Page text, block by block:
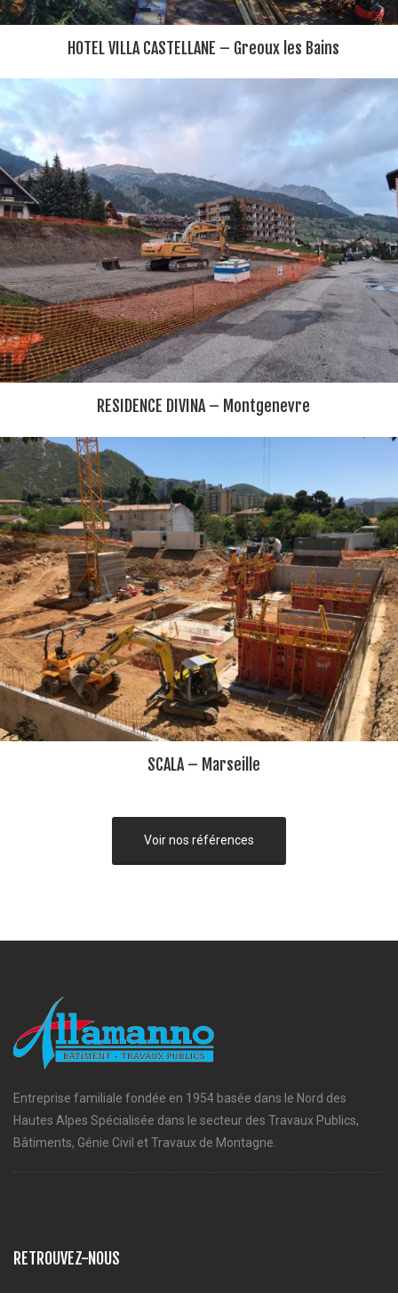
HOTEL VILLA CASTELLANE – Greoux les Bains
RESIDENCE DIVINA – Montgenevre
SCALA – Marseille
Voir nos références
Entreprise familiale fondée en 1954 basée dans le Nord des
Hautes Alpes Spécialisée dans le secteur des Travaux Publics,
Bâtiments, Génie Civil et Travaux de Montagne.
RETROUVEZ-NOUS